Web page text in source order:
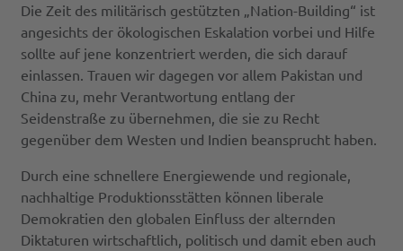
Die Zeit des militärisch gestützten „Nation-Building“ ist
angesichts der ökologischen Eskalation vorbei und Hilfe
sollte auf jene konzentriert werden, die sich darauf
einlassen. Trauen wir dagegen vor allem Pakistan und
China zu, mehr Verantwortung entlang der
Seidenstraße zu übernehmen, die sie zu Recht
gegenüber dem Westen und Indien beansprucht haben.
Durch eine schnellere Energiewende und regionale,
nachhaltige Produktionsstätten können liberale
Demokratien den globalen Einfluss der alternden
Diktaturen wirtschaftlich, politisch und damit eben auch